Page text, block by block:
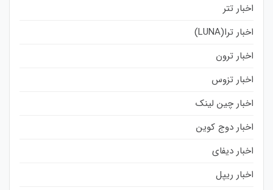
اخبار تتر
اخبار ترا(LUNA)
اخبار ترون
اخبار تزوس
اخبار چین لینک
اخبار دوج کوین
اخبار دیفای
اخبار ریپل